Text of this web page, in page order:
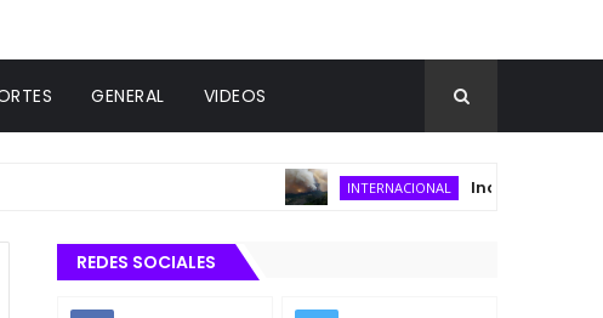
GENERAL VIDEOS
INTERNACIONAL Incendio forestal
REDES SOCIALES